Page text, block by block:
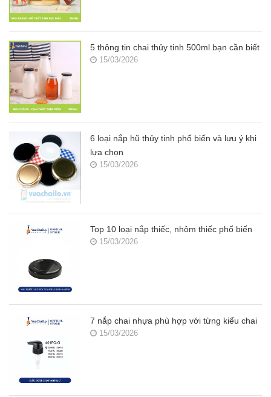
5 thông tin chai thủy tinh 500ml bạn cần biết
15/03/2026
6 loại nắp hũ thủy tinh phổ biến và lưu ý khi
lựa chọn
15/03/2026
Top 10 loại nắp thiếc, nhôm thiếc phổ biến
15/03/2026
7 nắp chai nhựa phù hợp với từng kiểu chai
15/03/2026